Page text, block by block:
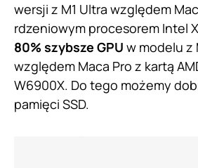
wersji z M1 Ultra względem
rdzeniowym procesorem Intel
80% szybsze GPU w modelu z
względem Maca Pro z kartą
W6900X. Do tego możemy
pamięci SSD.